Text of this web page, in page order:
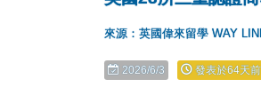
來源：英國偉來留學 WAY
2026/6/3 發表於64天前